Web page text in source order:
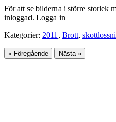
För att se bilderna i större storlek
inloggad. Logga in
Kategorier: 2011 , Brott,
« Föregående Nästa »